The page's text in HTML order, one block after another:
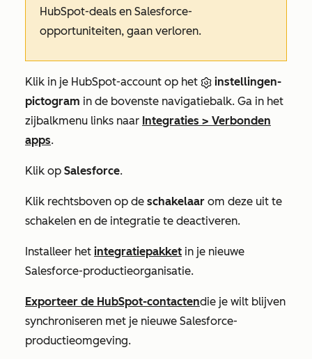
HubSpot-deals en Salesforce-
opportuniteiten, gaan verloren.
Klik in je HubSpot-account op het
instellingen-
pictogram in de bovenste navigatiebalk. Ga in het
zijbalkmenu links naar Integraties > Verbonden
apps.
Klik op Salesforce.
Klik rechtsboven op de schakelaar om deze uit te
schakelen en de integratie te deactiveren.
Installeer het integratiepakket in je nieuwe
Salesforce-productieorganisatie.
Exporteer de HubSpot-contactendie je wilt blijven
synchroniseren met je nieuwe Salesforce-
productieomgeving.